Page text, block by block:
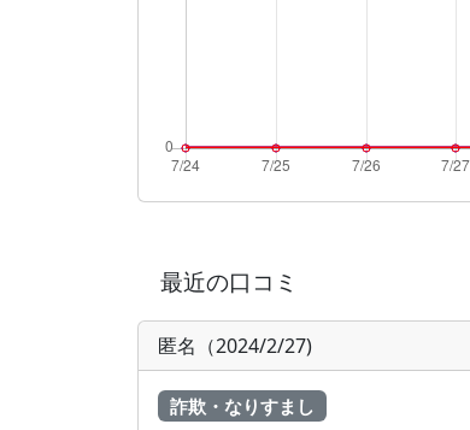
最近の口コミ
匿名（2024/2/27)
詐欺・なりすまし